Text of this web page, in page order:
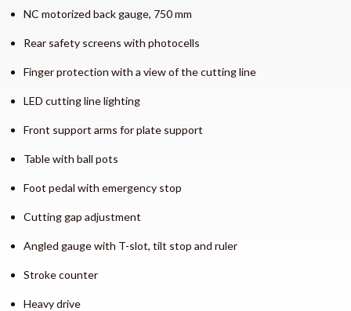
NC motorized back gauge, 750 mm
Rear safety screens with photocells
Finger protection with a view of the cutting line
LED cutting line lighting
Front support arms for plate support
Table with ball pots
Foot pedal with emergency stop
Cutting gap adjustment
Angled gauge with T-slot, tilt stop and ruler
Stroke counter
Heavy drive